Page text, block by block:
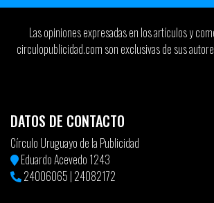
Las opiniones expresadas en los artículos y
circulopublicidad.com son exclusivas de sus
DATOS DE CONTACTO
Círculo Uruguayo de la Publicidad
Eduardo Acevedo 1243
24006065 | 24082172